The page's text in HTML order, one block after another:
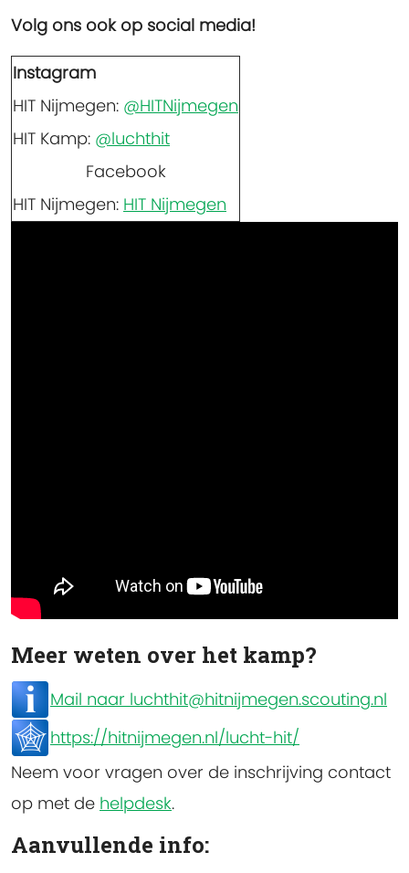
Volg ons ook op social media!
Instagram
HIT Nijmegen: @HITNijmegen
HIT Kamp: @luchthit
Facebook
HIT Nijmegen: HIT Nijmegen
Meer weten over het kamp?
Mail naar luchthit@hitnijmegen.scouting.nl
https://hitnijmegen.nl/lucht-hit/
Neem voor vragen over de inschrijving contact
op met de helpdesk.
Aanvullende info: